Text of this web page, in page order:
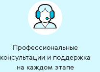
Профессиональные
консультации и поддержка
на каждом этапе